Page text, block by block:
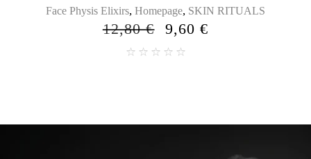
Aroma Rituals,GIFTS,Homepage,SKIN RITUALS
26,00€ 19,50€